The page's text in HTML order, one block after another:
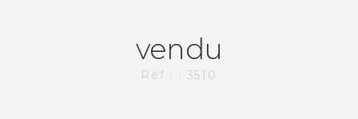
vendu
Réf : : 3510